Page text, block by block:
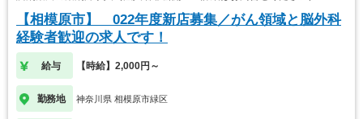
【相模原市】 022年度新店募集／がん領域と脳外科
経験者歓迎の求人です！
給与 【時給】2,000円～
勤務地 神奈川県 相模原市緑区